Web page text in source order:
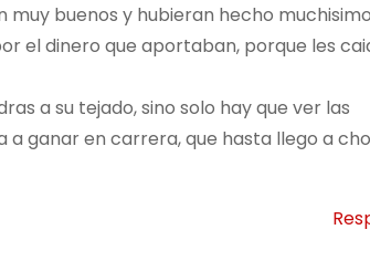
buenos y hubieran hecho
el dinero que aportaban, porque les
a su tejado, sino solo hay que ver las
ganar en carrera, que hasta llego a